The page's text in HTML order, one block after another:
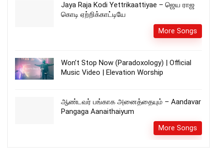
Jaya Raja Kodi Yettrikaattiyae – ஜெய ராஜ
கொடி ஏற்றிக்காட்டியே
More Songs
Won’t Stop Now (Paradoxology) | Official
Music Video | Elevation Worship
ஆண்டவர் பங்காக அனைத்தையும் – Aandavar
Pangaga Aanaithaiyum
More Songs